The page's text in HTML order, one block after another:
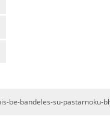
be-bandeles-su-pastarnoku-